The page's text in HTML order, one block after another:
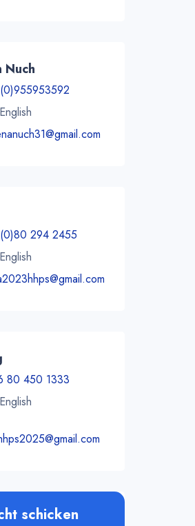
Nuch
294 2455
80 450 1333
schicken